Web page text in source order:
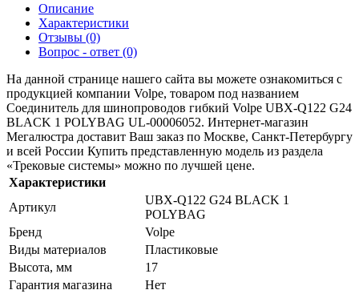
Описание
Характеристики
Отзывы (0)
Вопрос - ответ (0)
На данной странице нашего сайта вы можете ознакомиться с
продукцией компании Volpe, товаром под названием
Соединитель для шинопроводов гибкий Volpe UBX-Q122 G24
BLACK 1 POLYBAG UL-00006052. Интернет-магазин
Мегалюстра доставит Ваш заказ по Москве, Санкт-Петербургу
и всей России Купить представленную модель из раздела
«Трековые системы» можно по лучшей цене.
Характеристики
Артикул
UBX-Q122 G24 BLACK 1
POLYBAG
Бренд
Volpe
Виды материалов
Пластиковые
Высота, мм
17
Гарантия магазина
Нет